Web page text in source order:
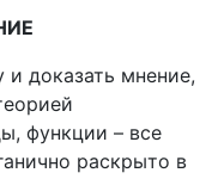
доказать мнение,
функции – все
раскрыто в